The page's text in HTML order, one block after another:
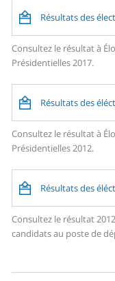
Résultats des
Consultez le résultat à
Présidentielles 2017.
Résultats des
Consultez le résultat à
Présidentielles 2012.
Résultats des
Consultez le résultat
candidats au poste de